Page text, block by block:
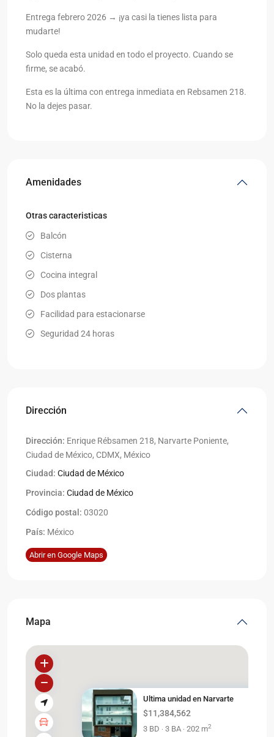
Entrega febrero 2026 → ¡ya casi la tienes lista para
mudarte!
Solo queda esta unidad en todo el proyecto. Cuando se
firme, se acabó.
Esta es la última con entrega inmediata en Rebsamen 218.
No la dejes pasar.
Amenidades
Otras caracteristicas
Balcón
Cisterna
Cocina integral
Dos plantas
Facilidad para estacionarse
Seguridad 24 horas
Dirección
Dirección: Enrique Rébsamen 218, Narvarte Poniente,
Ciudad de México, CDMX, México
Ciudad: Ciudad de México
Provincia: Ciudad de México
Código postal: 03020
País: México
Abrir en Google Maps
Mapa
Ultima unidad en Narvarte
$11,384,562
3 BD · 3 BA · 202 m2